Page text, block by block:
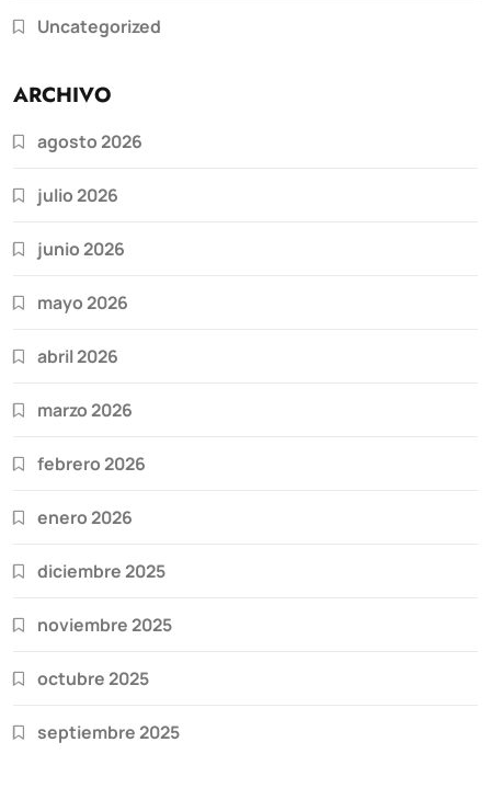
Uncategorized
ARCHIVO
agosto 2026
julio 2026
junio 2026
mayo 2026
abril 2026
marzo 2026
febrero 2026
enero 2026
diciembre 2025
noviembre 2025
octubre 2025
septiembre 2025